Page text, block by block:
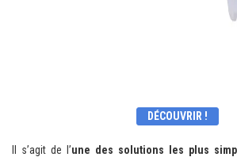
DÉCOUVRIR !
Il s’agit de l’une des solutions les plus